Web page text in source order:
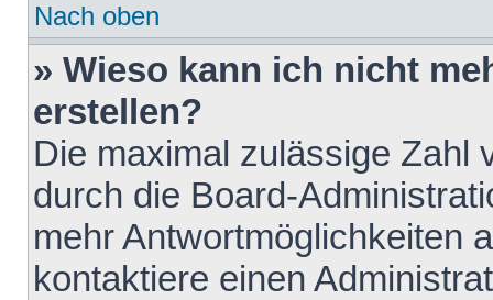
Nach oben
» Wieso kann ich nicht
erstellen?
Die maximal zulässige Zahl
durch die Board-
mehr Antwortmöglichkeiten
kontaktiere einen